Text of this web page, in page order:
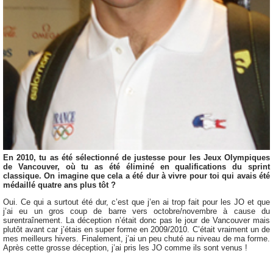
En 2010, tu as été sélectionné de justesse pour les Jeux Olympiques
de Vancouver, où tu as été éliminé en qualifications du sprint
classique. On imagine que cela a été dur à vivre pour toi qui avais été
médaillé quatre ans plus tôt ?
Oui. Ce qui a surtout été dur, c’est que j’en ai trop fait pour les JO et que
j’ai eu un gros coup de barre vers octobre/novembre à cause du
surentraînement. La déception n’était donc pas le jour de Vancouver mais
plutôt avant car j’étais en super forme en 2009/2010. C’était vraiment un de
mes meilleurs hivers. Finalement, j’ai un peu chuté au niveau de ma forme.
Après cette grosse déception, j’ai pris les JO comme ils sont venus !